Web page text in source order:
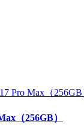
（256GB）